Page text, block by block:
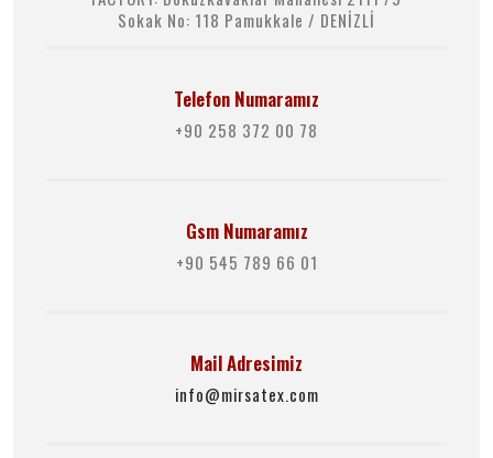
Sokak No: 118 Pamukkale / DENİZLİ
Telefon Numaramız
+90 258 372 00 78
Gsm Numaramız
+90 545 789 66 01
Mail Adresimiz
info@mirsatex.com